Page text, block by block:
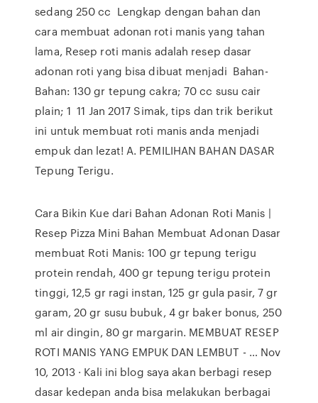
sedang 250 cc Lengkap dengan bahan dan
cara membuat adonan roti manis yang tahan
lama, Resep roti manis adalah resep dasar
adonan roti yang bisa dibuat menjadi Bahan-
Bahan: 130 gr tepung cakra; 70 cc susu cair
plain; 1 11 Jan 2017 Simak, tips dan trik berikut
ini untuk membuat roti manis anda menjadi
empuk dan lezat! A. PEMILIHAN BAHAN DASAR
Tepung Terigu.
Cara Bikin Kue dari Bahan Adonan Roti Manis |
Resep Pizza Mini Bahan Membuat Adonan Dasar
membuat Roti Manis: 100 gr tepung terigu
protein rendah, 400 gr tepung terigu protein
tinggi, 12,5 gr ragi instan, 125 gr gula pasir, 7 gr
garam, 20 gr susu bubuk, 4 gr baker bonus, 250
ml air dingin, 80 gr margarin. MEMBUAT RESEP
ROTI MANIS YANG EMPUK DAN LEMBUT - … Nov
10, 2013 · Kali ini blog saya akan berbagi resep
dasar kedepan anda bisa melakukan berbagai